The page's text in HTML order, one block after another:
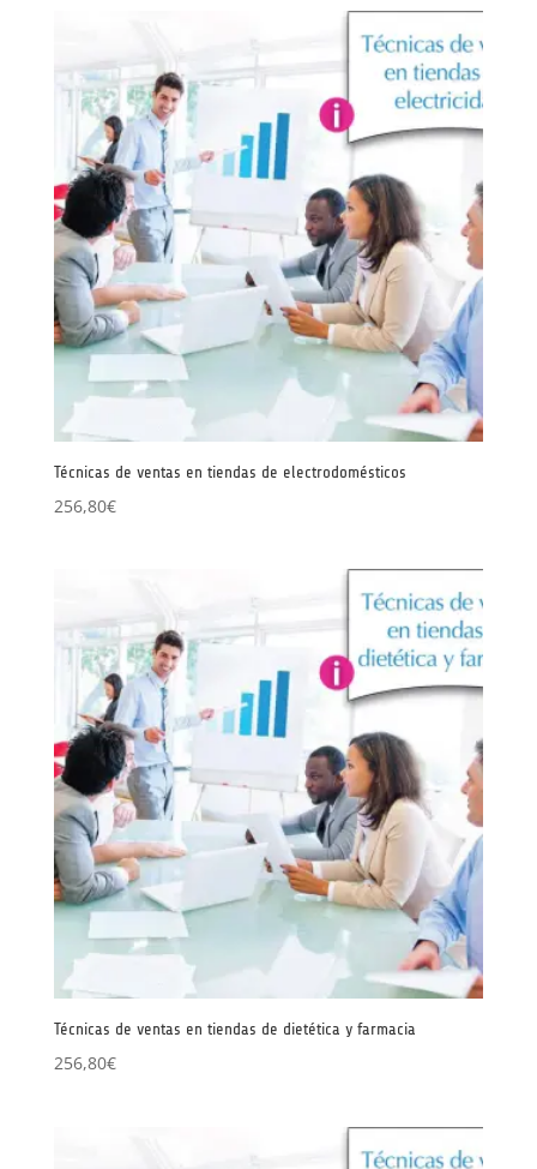
Técnicas de ventas en tiendas de electrodomésticos
256,80€
Técnicas de ventas en tiendas de dietética y farmacia
256,80€